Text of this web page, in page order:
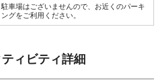
駐車場はございませんので、お近くのパーキ
ングをご利用ください。
ィビティ詳細